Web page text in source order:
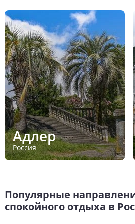
Адлер
Россия
Популярные
спокойного отдыха в